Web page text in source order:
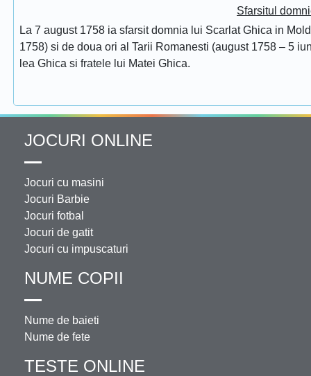
Sfarsitul
La 7 august 1758 ia sfarsit domnia lui Scarlat Ghica in
1758) si de doua ori al Tarii Romanesti (august 1758 – 5
lea Ghica si fratele lui Matei Ghica.
JOCURI ONLINE
Jocuri cu masini
Jocuri Barbie
Jocuri fotbal
Jocuri de gatit
Jocuri cu impuscaturi
NUME COPII
Nume de baieti
Nume de fete
TESTE ONLINE